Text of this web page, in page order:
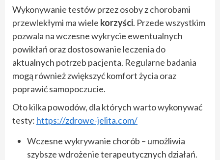
Wykonywanie testów przez osoby z chorobami
przewlekłymi ma wiele korzyści. Przede wszystkim
pozwala na wczesne wykrycie ewentualnych
powikłań oraz dostosowanie leczenia do
aktualnych potrzeb pacjenta. Regularne badania
mogą również zwiększyć komfort życia oraz
poprawić samopoczucie.
Oto kilka powodów, dla których warto wykonywać
testy: https://zdrowe-jelita.com/
Wczesne wykrywanie chorób – umożliwia
szybsze wdrożenie terapeutycznych działań.